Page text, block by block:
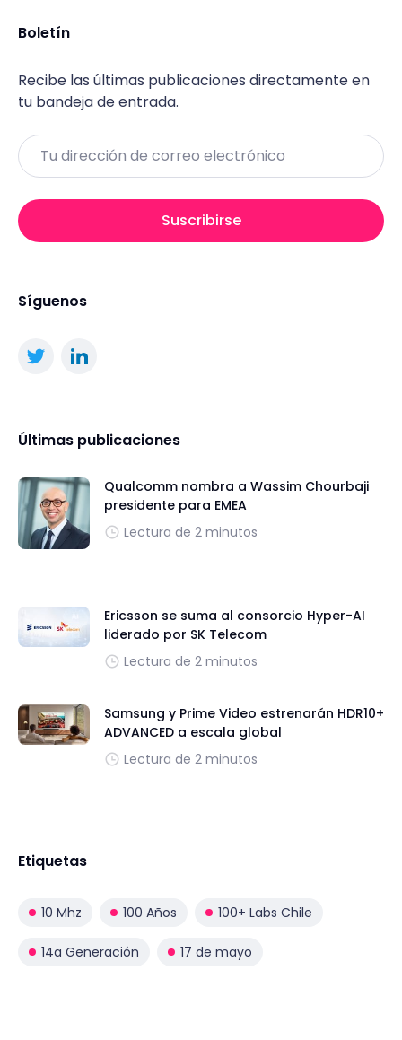
Boletín
Recibe las últimas publicaciones directamente en
tu bandeja de entrada.
Email
Suscribirse
Síguenos
Últimas publicaciones
Qualcomm nombra a Wassim Chourbaji
presidente para EMEA
Lectura de 2 minutos
Ericsson se suma al consorcio Hyper-AI
liderado por SK Telecom
Lectura de 2 minutos
Samsung y Prime Video estrenarán HDR10+
ADVANCED a escala global
Lectura de 2 minutos
Etiquetas
10 Mhz 100 Años 100+ Labs Chile
14a Generación 17 de mayo